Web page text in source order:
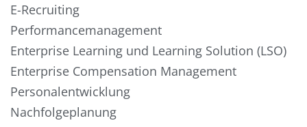
E-Recruiting
Performancemanagement
Enterprise Learning und Learning Solution (LSO)
Enterprise Compensation Management
Personalentwicklung
Nachfolgeplanung